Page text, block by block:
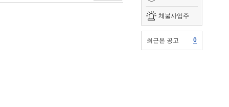
체불사업주
최근본 공고 0